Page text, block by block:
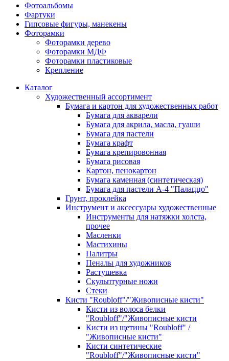
Фотоальбомы
Фартуки
Гипсовые фигуры, манекены
Фоторамки
Фоторамки дерево
Фоторамки МДФ
Фоторамки пластиковые
Крепление
Каталог
Художественный ассортимент
Бумага и картон для художественных работ
Бумага для акварели
Бумага для акрила, масла, гуаши
Бумага для пастели
Бумага крафт
Бумага крепировонная
Бумага рисовая
Картон, пенокартон
Бумага каменная (синтетическая)
Бумага для пастели А-4 "Палаццо"
Грунт, проклейка
Инструмент и аксессуары художественные
Инструменты для натяжки холста,
прочее
Масленки
Мастихины
Палитры
Пеналы для художников
Растушевка
Скульптурные ножи
Стеки
Кисти "Roubloff"/"Живописные кисти"
Кисти из волоса белки
"Roubloff"/"Живописные кисти
Кисти из щетины "Roubloff" /
"Живописные кисти"
Кисти синтетические
"Roubloff"/"Живописные кисти"